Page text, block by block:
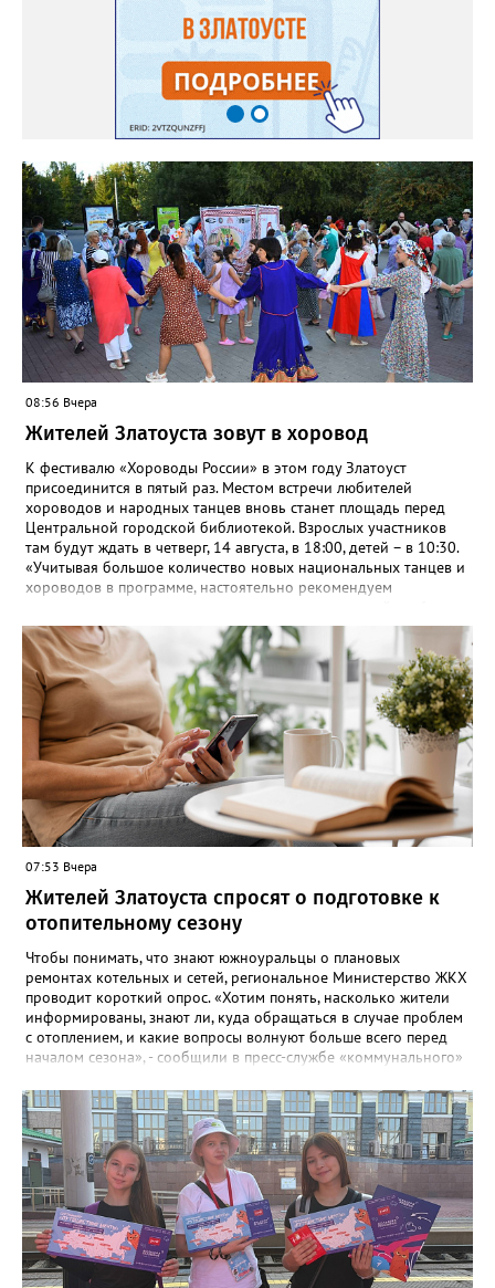
08:56 Вчера
Жителей Златоуста зовут в хоровод
К фестивалю «Хороводы России» в этом году Златоуст
присоединится в пятый раз. Местом встречи любителей
хороводов и народных танцев вновь станет площадь перед
Центральной городской библиотекой. Взрослых участников
там будут ждать в четверг, 14 августа, в 18:00, детей – в 10:30.
«Учитывая большое количество новых национальных танцев и
хороводов в программе, настоятельно рекомендуем
(четверг) и 11 (вторник) августа в 18:00 на той же площади, -
сообщают организаторы. И добавляют: - Репетиции состоятся в
любую погоду! Если не на открытом воздухе, то в большом
зале на 5-ом этаже». Праздники для детей и взрослых в этом
году будут объединены общим названием «Златоустовский
народ, вставай в единый хоровод!».
07:53 Вчера
Жителей Златоуста спросят о подготовке к
отопительному сезону
Чтобы понимать, что знают южноуральцы о плановых
ремонтах котельных и сетей, региональное Министерство ЖКХ
проводит короткий опрос. «Хотим понять, насколько жители
информированы, знают ли, куда обращаться в случае проблем
с отоплением, и какие вопросы волнуют больше всего перед
началом сезона», - сообщили в пресс-службе «коммунального»
6 вопросов. Южноуральцам, например, предлагают поделиться
опасениями, мучающими их накануне зимы. Среди вариантов:
своевременное начало отопительного сезона, температура в
квартире, возможные аварии и перебои, размер платы за
отопление. А также поставить оценку работе управляющей
компании – в диапазоне от «Безусловно хорошо» до
«Безусловно плохо». «Опрос займет всего пару минут, но ваши
ответы помогут обратить внимание на темы, которые
действительно важны для людей», - утверждают в
министерстве.